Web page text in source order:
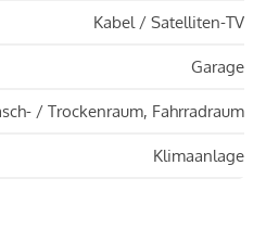
Kabel / Satelliten-TV
Garage
/ Trockenraum, Fahrradraum
Klimaanlage